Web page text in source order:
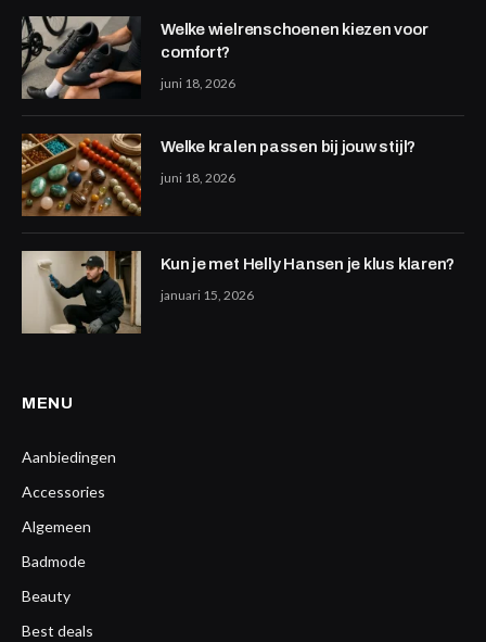
Welke wielrenschoenen kiezen voor
comfort?
juni 18, 2026
Welke kralen passen bij jouw stijl?
juni 18, 2026
Kun je met Helly Hansen je klus klaren?
januari 15, 2026
MENU
Aanbiedingen
Accessories
Algemeen
Badmode
Beauty
Best deals